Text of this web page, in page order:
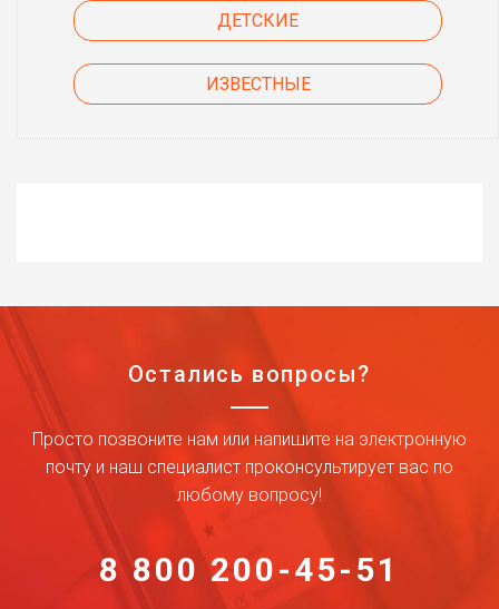
ДЕТСКИЕ
ИЗВЕСТНЫЕ
Остались вопросы?
Просто позвоните нам или напишите на электронную
почту и наш специалист проконсультирует вас по
любому вопросу!
8 800 200-45-51